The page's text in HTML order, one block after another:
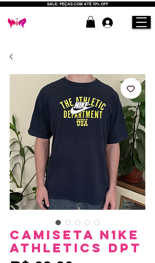
SALE: PEÇAS COM ATÉ 70% OFF
Camiseta N1KE
Athletics Dpt